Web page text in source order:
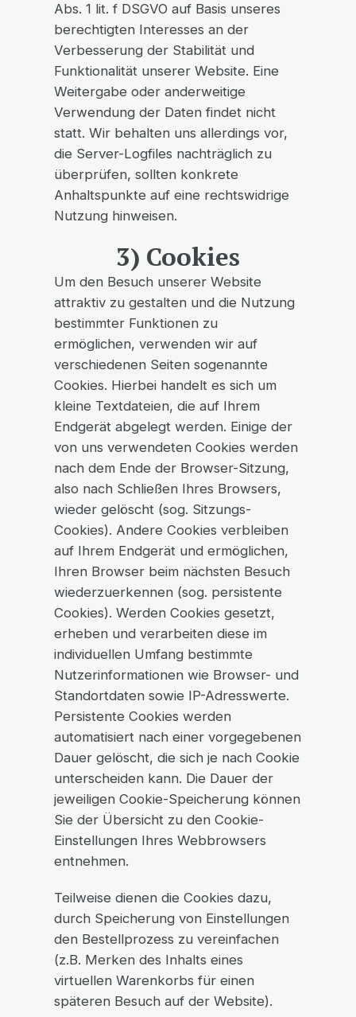
Abs. 1 lit. f DSGVO auf Basis unseres
berechtigten Interesses an der
Verbesserung der Stabilität und
Funktionalität unserer Website. Eine
Weitergabe oder anderweitige
Verwendung der Daten findet nicht
statt. Wir behalten uns allerdings vor,
die Server-Logfiles nachträglich zu
überprüfen, sollten konkrete
Anhaltspunkte auf eine rechtswidrige
Nutzung hinweisen.
3) Cookies
Um den Besuch unserer Website
attraktiv zu gestalten und die Nutzung
bestimmter Funktionen zu
ermöglichen, verwenden wir auf
verschiedenen Seiten sogenannte
Cookies. Hierbei handelt es sich um
kleine Textdateien, die auf Ihrem
Endgerät abgelegt werden. Einige der
von uns verwendeten Cookies werden
nach dem Ende der Browser-Sitzung,
also nach Schließen Ihres Browsers,
wieder gelöscht (sog. Sitzungs-
Cookies). Andere Cookies verbleiben
auf Ihrem Endgerät und ermöglichen,
Ihren Browser beim nächsten Besuch
wiederzuerkennen (sog. persistente
Cookies). Werden Cookies gesetzt,
erheben und verarbeiten diese im
individuellen Umfang bestimmte
Nutzerinformationen wie Browser- und
Standortdaten sowie IP-Adresswerte.
Persistente Cookies werden
automatisiert nach einer vorgegebenen
Dauer gelöscht, die sich je nach Cookie
unterscheiden kann. Die Dauer der
jeweiligen Cookie-Speicherung können
Sie der Übersicht zu den Cookie-
Einstellungen Ihres Webbrowsers
entnehmen.
Teilweise dienen die Cookies dazu,
durch Speicherung von Einstellungen
den Bestellprozess zu vereinfachen
(z.B. Merken des Inhalts eines
virtuellen Warenkorbs für einen
späteren Besuch auf der Website).